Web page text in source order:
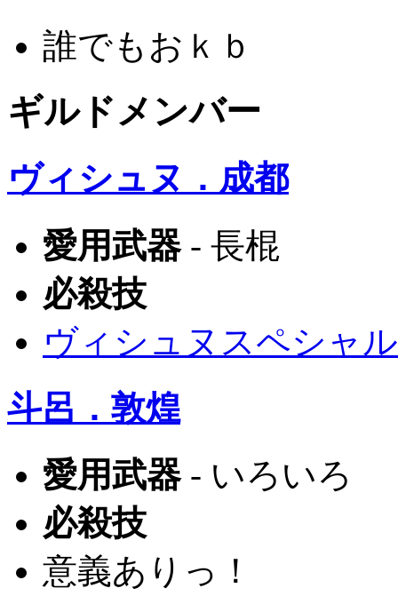
誰でもおｋｂ
ギルドメンバー
ヴィシュヌ．成都
愛用武器- 長棍
必殺技
ヴィシュヌスペシャル
斗呂．敦煌
愛用武器- いろいろ
必殺技
意義ありっ！